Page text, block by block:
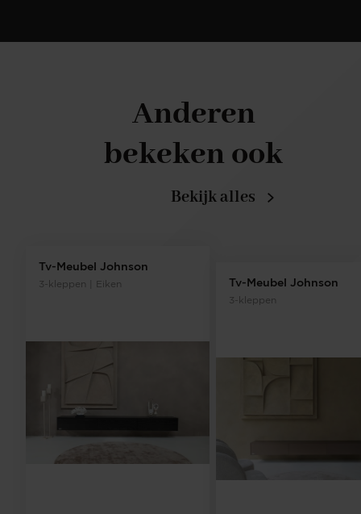
Tv-Meubel Johnson
3-kleppen | Eiken Tv-Meubel Johnson
3-kleppen
Anderen
bekeken ook
Bekijk alles